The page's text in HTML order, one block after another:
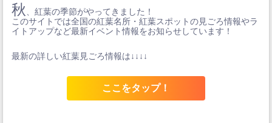
秋
、紅葉の季節がやってきました！
このサイトでは全国の紅葉名所・紅葉スポットの見ごろ情報やラ
イトアップなど最新イベント情報をお知らせしています！
最新の詳しい紅葉見ごろ情報は↓↓↓↓
ここをタップ！